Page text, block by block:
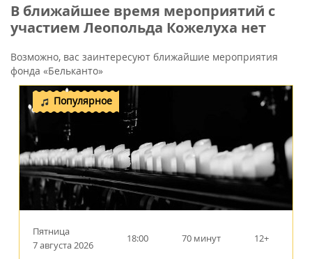
В ближайшее время мероприятий с
участием Леопольда Кожелуха нет
Возможно, вас заинтересуют ближайшие мероприятия
фонда «Бельканто»
Популярное
Пятница
7 августа 2026
18:00 70 минут 12+